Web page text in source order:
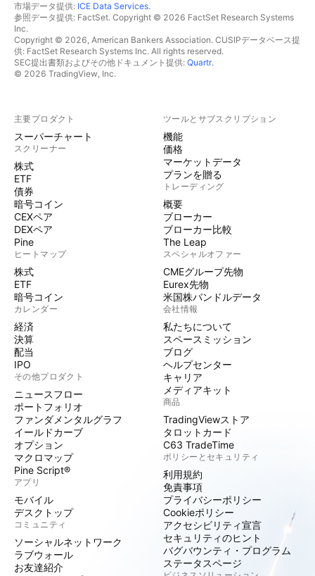
市場データ提供: ICE Data Services.
参照データ提供: FactSet. Copyright © 2026 FactSet Research Systems
Inc.
Copyright © 2026, American Bankers Association. CUSIPデータベース提
供: FactSet Research Systems Inc. All rights reserved.
SEC提出書類およびその他ドキュメント提供: Quartr.
© 2026 TradingView, Inc.
主要プロダクト
スーパーチャート
スクリーナー
株式
ETF
債券
暗号コイン
CEXペア
DEXペア
Pine
ヒートマップ
株式
ETF
暗号コイン
カレンダー
経済
決算
配当
IPO
その他プロダクト
ニュースフロー
ポートフォリオ
ファンダメンタルグラフ
イールドカーブ
オプション
マクロマップ
Pine Script®
アプリ
モバイル
デスクトップ
コミュニティ
ソーシャルネットワーク
ラブウォール
お友達紹介
ツールとサブスクリプション
機能
価格
マーケットデータ
プランを贈る
トレーディング
概要
ブローカー
ブローカー比較
The Leap
スペシャルオファー
CMEグループ先物
Eurex先物
米国株バンドルデータ
会社情報
私たちについて
スペースミッション
ブログ
ヘルプセンター
キャリア
メディアキット
商品
TradingViewストア
タロットカード
C63 TradeTime
ポリシーとセキュリティ
利用規約
免責事項
プライバシーポリシー
Cookieポリシー
アクセシビリティ宣言
セキュリティのヒント
バグバウンティ・プログラム
ステータスページ